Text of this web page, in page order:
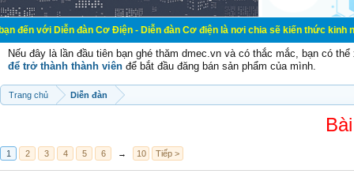
đàn Cơ Điện - Diễn đàn Cơ điện là nơi chia sẽ kiến thức kinh nghiệm
Nếu đây là lần đầu tiên bạn ghé thăm dmec.vn và có thắc mắc, bạn có
để trở thành thành viên để bắt đầu đăng bán sản phẩm của mình.
Trang chủ Diễn đàn
1 2 3 4 5 6 → 10 Tiếp >